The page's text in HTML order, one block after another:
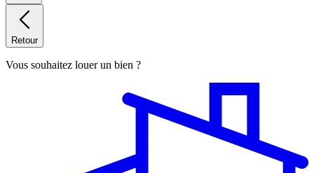
Retour
Vous souhaitez louer un bien ?